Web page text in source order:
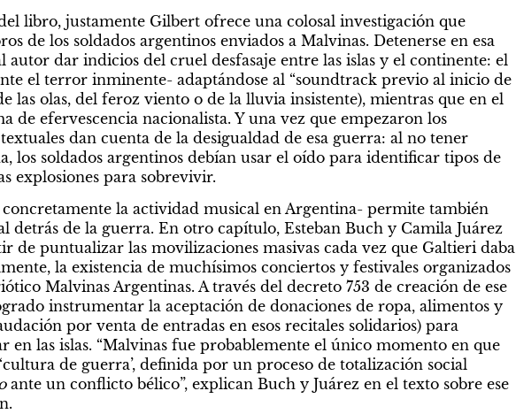
libro, justamente Gilbert ofrece una colosal investigación que
de los soldados argentinos enviados a Malvinas. Detenerse en esa
dar indicios del cruel desfasaje entre las islas y el continente: el
el terror inminente- adaptándose al “soundtrack previo al inicio de
las olas, del feroz viento o de la lluvia insistente), mientras que en el
de efervescencia nacionalista. Y una vez que empezaron los
dan cuenta de la desigualdad de esa guerra: al no tener
los soldados argentinos debían usar el oído para identificar tipos de
explosiones para sobrevivir.
la actividad musical en Argentina- permite también
detrás de la guerra. En otro capítulo, Esteban Buch y Camila Juárez
de puntualizar las movilizaciones masivas cada vez que Galtieri daba
la existencia de muchísimos conciertos y festivales organizados
Malvinas Argentinas. A través del decreto 753 de creación de ese
instrumentar la aceptación de donaciones de ropa, alimentos y
por venta de entradas en esos recitales solidarios) para
en las islas. “Malvinas fue probablemente el único momento en que
de guerra’, definida por un proceso de totalización social
ante un conflicto bélico”, explican Buch y Juárez en el texto sobre ese